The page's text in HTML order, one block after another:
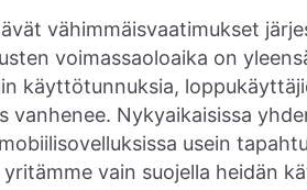
vähimmäisvaatimukset
voimassaoloaika on
käyttötunnuksia,
vanhenee. Nykyaikaisissa
usein
vain suojella heidän